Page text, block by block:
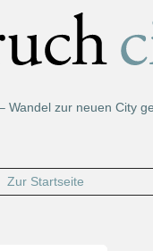
Wandel zur neuen City
Zur Startseite